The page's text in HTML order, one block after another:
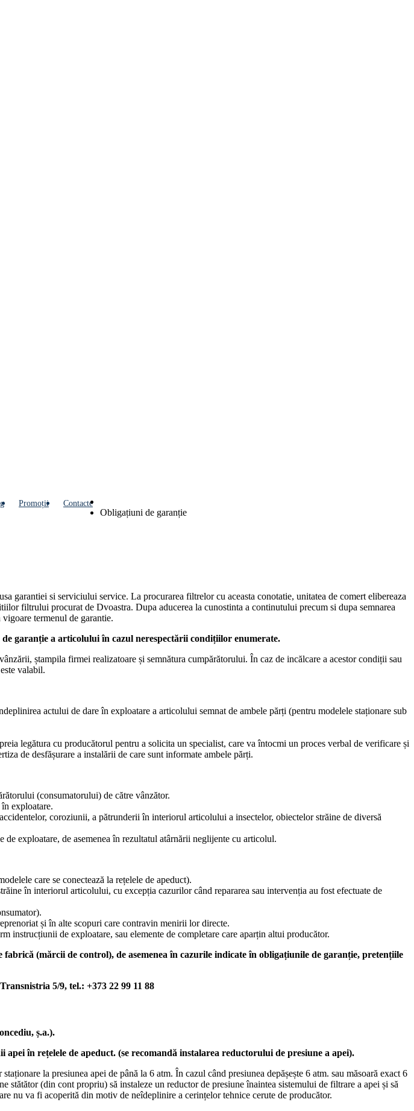
Promoții Contacte
Obligațiuni de garanție
garantiei si serviciului service. La procurarea filtrelor cu aceasta conotatie, unitatea de comert elibereaza
filtrului procurat de Dvoastra. Dupa aducerea la cunostinta a continutului precum si dupa semnarea
termenul de garantie.
garanție a articolului în cazul nerespectării condițiilor enumerate.
ștampila firmei realizatoare și semnătura cumpărătorului. În caz de incălcare a acestor condiții sau
valabil.
actului de dare în exploatare a articolului semnat de ambele părți (pentru modelele staționare sub
legătura cu producătorul pentru a solicita un specialist, care va întocmi un proces verbal de verificare și
de desfășurare a instalării de care sunt informate ambele părți.
(consumatorului) de către vânzător.
exploatare.
coroziunii, a pătrunderii în interiorul articolului a insectelor, obiectelor străine de diversă
exploatare, de asemenea în rezultatul atârnării neglijente cu articolul.
care se conectează la rețelele de apeduct).
în interiorul articolului, cu excepția cazurilor când repararea sau intervenția au fost efectuate de
și în alte scopuri care contravin menirii lor directe.
de exploatare, sau elemente de completare care aparțin altui producător.
(mărcii de control), de asemenea în cazurile indicate în obligațiunile de garanție, pretențiile
5/9, tel.: +373 22 99 11 88
ș.a.).
în rețelele de apeduct. (se recomandă instalarea reductorului de presiune a apei).
la presiunea apei de până la 6 atm. În cazul când presiunea depășește 6 atm. sau măsoară exact 6
(din cont propriu) să instaleze un reductor de presiune înaintea sistemului de filtrare a apei și să
nu va fi acoperită din motiv de neîdeplinire a cerințelor tehnice cerute de producător.